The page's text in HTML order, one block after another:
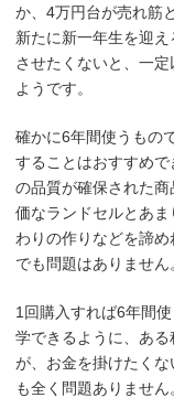
か、4万円台が売れ筋
新たに新一年生を迎
させたくないと、一
ようです。
確かに6年間使うもの
することはおすすめ
の品質が確保された
価なランドセルとあ
わりの作りなどを諦
でも問題はありません
1回購入すれば6年間
学できるように、あ
が、お金を掛けたく
も全く問題ありません